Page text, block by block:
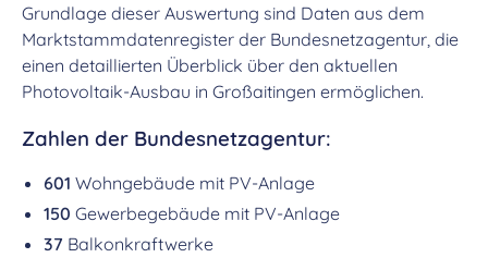
Grundlage dieser Auswertung sind Daten aus dem
Marktstammdatenregister der Bundesnetzagentur, die
einen detaillierten Überblick über den aktuellen
Photovoltaik-Ausbau in Großaitingen ermöglichen.
Zahlen der Bundesnetzagentur:
601 Wohngebäude mit PV-Anlage
150 Gewerbegebäude mit PV-Anlage
37 Balkonkraftwerke